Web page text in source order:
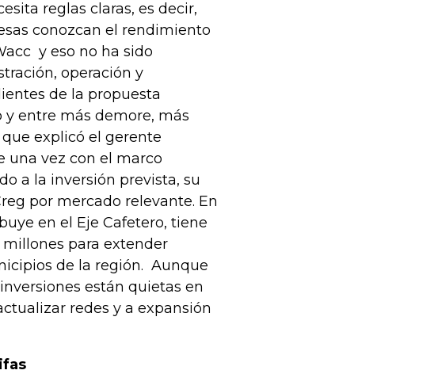
reglas claras, es decir,
conozcan el rendimiento
y eso no ha sido
operación y
de la propuesta
y entre más demore, más
explicó el gerente
una vez con el marco
a la inversión prevista, su
por mercado relevante. En
en el Eje Cafetero, tiene
millones para extender
de la región. Aunque
están quietas en
redes y a expansión